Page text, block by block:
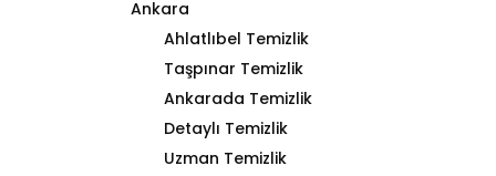
Ankara
Ahlatlıbel Temizlik
Taşpınar Temizlik
Ankarada Temizlik
Detaylı Temizlik
Uzman Temizlik